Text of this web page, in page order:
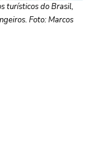
turísticos do Brasil,
Foto: Marcos